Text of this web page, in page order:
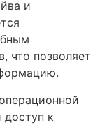
и
что позволяет
к